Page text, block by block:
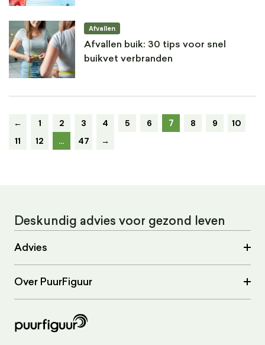
Afvallen
Afvallen buik: 30 tips voor snel
buikvet verbranden
← 1 2 3 4 5 6 7 8 9
10
11
12 … 47 →
Deskundig advies voor gezond leven
Advies
Over PuurFiguur